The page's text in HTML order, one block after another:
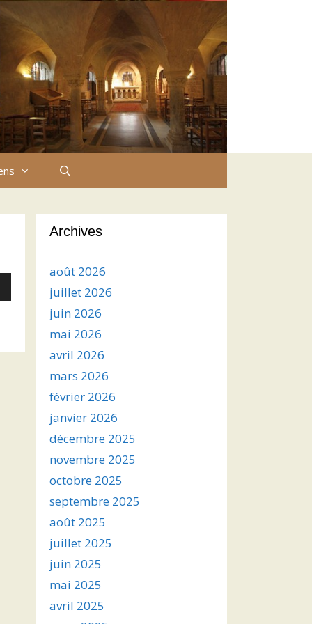
Archives
août 2026
juillet 2026
juin 2026
mai 2026
avril 2026
mars 2026
février 2026
janvier 2026
décembre 2025
novembre 2025
octobre 2025
septembre 2025
août 2025
juillet 2025
juin 2025
mai 2025
avril 2025